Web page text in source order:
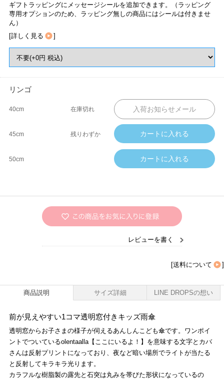
ギフトラッピングにメッセージシールを追加できます。（ラッピング
専用オプションのため、ラッピング無しの商品にはシールは付きませ
ん）
[詳しく見る ]
リンゴ
40cm 在庫切れ
45cm 残りわずか
50cm
レビューを書く
[送料について ]
商品説明 サイズ詳細 LINE DROPSの想い
前が見えやすい1コマ透明窓付きキッズ雨傘
透明窓からお子さまの様子が伺えるあんしんこども傘です。ワンポイ
ントでついているolentaalla【ここにいるよ！】を意味する文字とカバ
さんは反射プリントになっており、夜など暗い場所でライトが当たる
と反射してキラキラ光ります。
カラフルな樹脂製の露先と石突は丸みを帯びた形状になっているの